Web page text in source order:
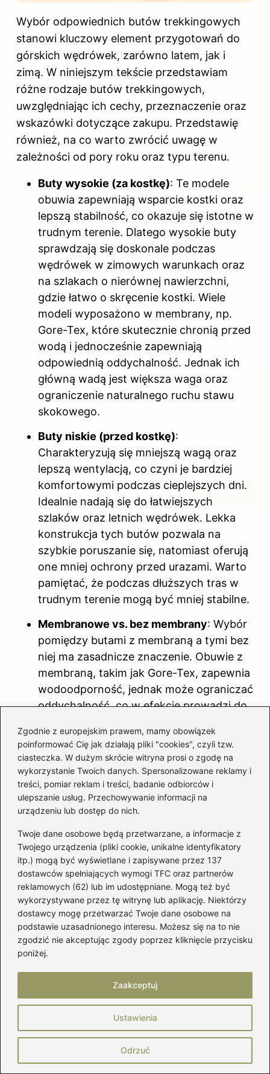
Zgodnie z europejskim prawem, mamy obowiązek
poinformować Cię jak działają pliki "cookies", czyli tzw.
ciasteczka. W dużym skrócie witryna prosi o zgodę na
wykorzystanie Twoich danych. Spersonalizowane reklamy i
treści, pomiar reklam i treści, badanie odbiorców i
ulepszanie usług. Przechowywanie informacji na
urządzeniu lub dostęp do nich.
Twoje dane osobowe będą przetwarzane, a informacje z
Twojego urządzenia (pliki cookie, unikalne identyfikatory
itp.) mogą być wyświetlane i zapisywane przez 137
dostawców spełniających wymogi TFC oraz partnerów
reklamowych (62) lub im udostępniane. Mogą też być
wykorzystywane przez tę witrynę lub aplikację. Niektórzy
dostawcy mogę przetwarzać Twoje dane osobowe na
podstawie uzasadnionego interesu. Możesz się na to nie
zgodzić nie akceptując zgody poprzez kliknięcie przycisku
poniżej.
Ustawienia
Odrzuć
Zaakceptuj
Wybór odpowiednich butów trekkingowych
stanowi kluczowy element przygotowań do
górskich wędrówek, zarówno latem, jak i
zimą. W niniejszym tekście przedstawiam
różne rodzaje butów trekkingowych,
uwzględniając ich cechy, przeznaczenie oraz
wskazówki dotyczące zakupu. Przedstawię
również, na co warto zwrócić uwagę w
zależności od pory roku oraz typu terenu.
Buty wysokie (za kostkę): Te modele
obuwia zapewniają wsparcie kostki oraz
lepszą stabilność, co okazuje się istotne w
trudnym terenie. Dlatego wysokie buty
sprawdzają się doskonale podczas
wędrówek w zimowych warunkach oraz
na szlakach o nierównej nawierzchni,
gdzie łatwo o skręcenie kostki. Wiele
modeli wyposażono w membrany, np.
Gore-Tex, które skutecznie chronią przed
wodą i jednocześnie zapewniają
odpowiednią oddychalność. Jednak ich
główną wadą jest większa waga oraz
ograniczenie naturalnego ruchu stawu
skokowego.
Buty niskie (przed kostkę):
Charakteryzują się mniejszą wagą oraz
lepszą wentylacją, co czyni je bardziej
komfortowymi podczas cieplejszych dni.
Idealnie nadają się do łatwiejszych
szlaków oraz letnich wędrówek. Lekka
konstrukcja tych butów pozwala na
szybkie poruszanie się, natomiast oferują
one mniej ochrony przed urazami. Warto
pamiętać, że podczas dłuższych tras w
trudnym terenie mogą być mniej stabilne.
Membranowe vs. bez membrany: Wybór
pomiędzy butami z membraną a tymi bez
niej ma zasadnicze znaczenie. Obuwie z
membraną, takim jak Gore-Tex, zapewnia
wodoodporność, jednak może ograniczać
oddychalność, co w efekcie prowadzi do
intensywnych letnich wędrówek. Z drugiej
strony buty bez membrany lepiej
oddychają, lecz nie chronią przed dużym
deszczem. Dlatego warto dostosować
wybór do aktualnych warunków
pogodowych oraz planowanego terenu.
Amortyzacja i podeszwa: Odpowiednio
skonstruowana podeszwa powinna
zapewniać nie tylko właściwą
amortyzację, ale także komfort podczas
dłuższych wędrówek. Twardość
podeszwy ma również duże znaczenie –
nie powinna być ani zbyt twarda, ani zbyt
miękka. Zbyt twarda podeszwa może
wywoływać dyskomfort, podczas gdy
zbyt miękka nie zapewni odpowiedniej
ochrony przed kamieniami i innymi
nierównościami terenu.